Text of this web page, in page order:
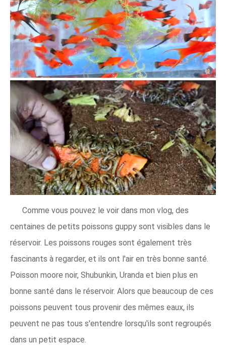
Comme vous pouvez le voir dans mon vlog, des
centaines de petits poissons guppy sont visibles dans le
réservoir. Les poissons rouges sont également très
fascinants à regarder, et ils ont l'air en très bonne santé.
Poisson moore noir, Shubunkin, Uranda et bien plus en
bonne santé dans le réservoir. Alors que beaucoup de ces
poissons peuvent tous provenir des mêmes eaux, ils
peuvent ne pas tous s'entendre lorsqu'ils sont regroupés
dans un petit espace.